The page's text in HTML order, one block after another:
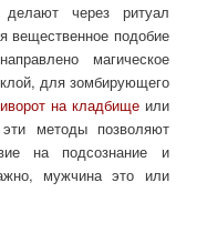
через ритуал
вещественное подобие
магическое
для зомбирующего
на кладбищеили
методы позволяют
на подсознание и
мужчина это или